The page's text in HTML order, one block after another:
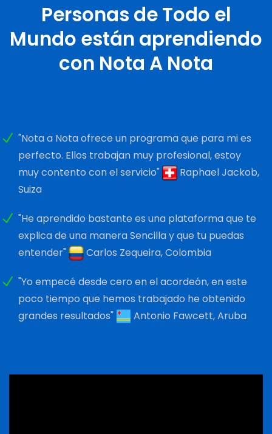
Personas de Todo el
Mundo están aprendiendo
con Nota A Nota
"Nota a Nota ofrece un programa que para mi es
perfecto. Ellos trabajan muy profesional, estoy
muy contento con el servicio"
Raphael Jackob,
Suiza
"He aprendido bastante es una plataforma que te
explica de una manera Sencilla y que tu puedas
entender"
Carlos Zequeira, Colombia
"Yo empecé desde cero en el acordeón, en este
poco tiempo que hemos trabajado he obtenido
grandes resultados"
Antonio Fawcett, Aruba